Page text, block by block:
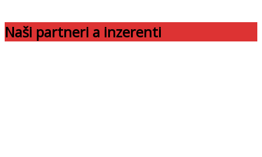
Naši partneri a inzerenti